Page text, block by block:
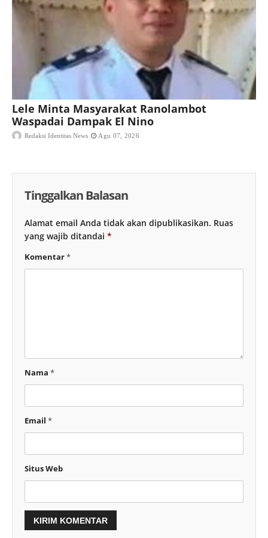
Lele Minta Masyarakat Ranolambot
Waspadai Dampak El Nino
Redaksi Identitas News Agu 07, 2026
Tinggalkan Balasan
Alamat email Anda tidak akan dipublikasikan. Ruas
yang wajib ditandai *
Komentar*
Nama *
Email *
Situs Web